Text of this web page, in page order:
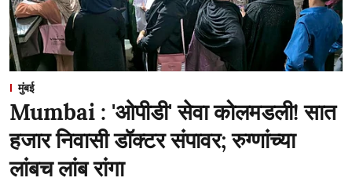
मुंबई
Mumbai : 'ओपीडी' सेवा कोलमडली! सात
हजार निवासी डॉक्टर संपावर; रुग्णांच्या
लांबच लांब रांगा